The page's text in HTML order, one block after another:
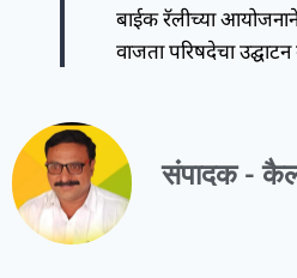
बाईक रॅलीच्या
वाजता परिषदेचा
संपादक -